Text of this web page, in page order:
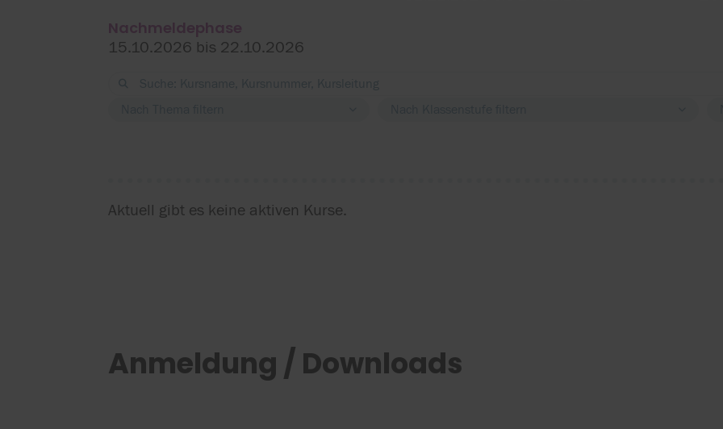
Nachmeldephase
15.10.2026 bis 22.10.2026
Aktuell gibt es keine aktiven Kurse.
Anmeldung / Downloads